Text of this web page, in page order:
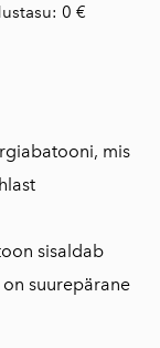
0 €
mis
sisaldab
suurepärane